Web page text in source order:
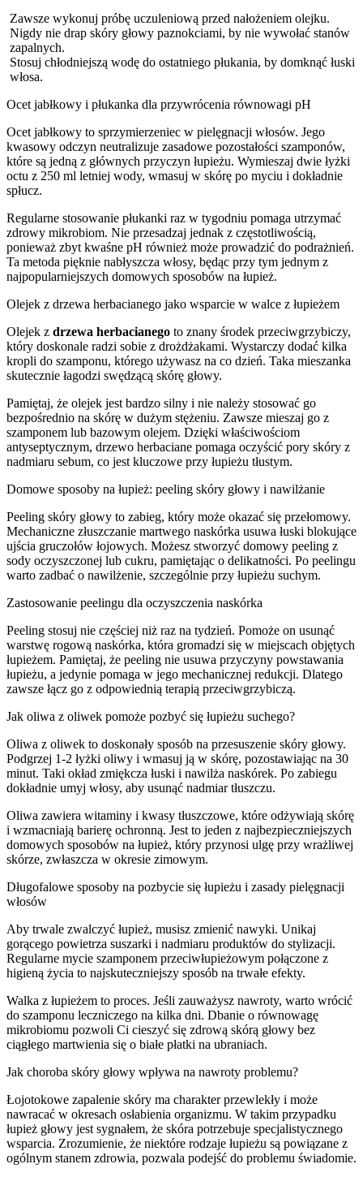
Zawsze wykonuj próbę uczuleniową przed nałożeniem olejku.
Nigdy nie drap skóry głowy paznokciami, by nie wywołać stanów
zapalnych.
Stosuj chłodniejszą wodę do ostatniego płukania, by domknąć łuski
włosa.
Ocet jabłkowy i płukanka dla przywrócenia równowagi pH
Ocet jabłkowy to sprzymierzeniec w pielęgnacji włosów. Jego
kwasowy odczyn neutralizuje zasadowe pozostałości szamponów,
które są jedną z głównych przyczyn łupieżu. Wymieszaj dwie łyżki
octu z 250 ml letniej wody, wmasuj w skórę po myciu i dokładnie
spłucz.
Regularne stosowanie płukanki raz w tygodniu pomaga utrzymać
zdrowy mikrobiom. Nie przesadzaj jednak z częstotliwością,
ponieważ zbyt kwaśne pH również może prowadzić do podrażnień.
Ta metoda pięknie nabłyszcza włosy, będąc przy tym jednym z
najpopularniejszych domowych sposobów na łupież.
Olejek z drzewa herbacianego jako wsparcie w walce z łupieżem
Olejek z drzewa herbacianego to znany środek przeciwgrzybiczy,
który doskonale radzi sobie z drożdżakami. Wystarczy dodać kilka
kropli do szamponu, którego używasz na co dzień. Taka mieszanka
skutecznie łagodzi swędzącą skórę głowy.
Pamiętaj, że olejek jest bardzo silny i nie należy stosować go
bezpośrednio na skórę w dużym stężeniu. Zawsze mieszaj go z
szamponem lub bazowym olejem. Dzięki właściwościom
antyseptycznym, drzewo herbaciane pomaga oczyścić pory skóry z
nadmiaru sebum, co jest kluczowe przy łupieżu tłustym.
Domowe sposoby na łupież: peeling skóry głowy i nawilżanie
Peeling skóry głowy to zabieg, który może okazać się przełomowy.
Mechaniczne złuszczanie martwego naskórka usuwa łuski blokujące
ujścia gruczołów łojowych. Możesz stworzyć domowy peeling z
sody oczyszczonej lub cukru, pamiętając o delikatności. Po peelingu
warto zadbać o nawilżenie, szczególnie przy łupieżu suchym.
Zastosowanie peelingu dla oczyszczenia naskórka
Peeling stosuj nie częściej niż raz na tydzień. Pomoże on usunąć
warstwę rogową naskórka, która gromadzi się w miejscach objętych
łupieżem. Pamiętaj, że peeling nie usuwa przyczyny powstawania
łupieżu, a jedynie pomaga w jego mechanicznej redukcji. Dlatego
zawsze łącz go z odpowiednią terapią przeciwgrzybiczą.
Jak oliwa z oliwek pomoże pozbyć się łupieżu suchego?
Oliwa z oliwek to doskonały sposób na przesuszenie skóry głowy.
Podgrzej 1-2 łyżki oliwy i wmasuj ją w skórę, pozostawiając na 30
minut. Taki okład zmiękcza łuski i nawilża naskórek. Po zabiegu
dokładnie umyj włosy, aby usunąć nadmiar tłuszczu.
Oliwa zawiera witaminy i kwasy tłuszczowe, które odżywiają skórę
i wzmacniają barierę ochronną. Jest to jeden z najbezpieczniejszych
domowych sposobów na łupież, który przynosi ulgę przy wrażliwej
skórze, zwłaszcza w okresie zimowym.
Długofalowe sposoby na pozbycie się łupieżu i zasady pielęgnacji
włosów
Aby trwale zwalczyć łupież, musisz zmienić nawyki. Unikaj
gorącego powietrza suszarki i nadmiaru produktów do stylizacji.
Regularne mycie szamponem przeciwłupieżowym połączone z
higieną życia to najskuteczniejszy sposób na trwałe efekty.
Walka z łupieżem to proces. Jeśli zauważysz nawroty, warto wrócić
do szamponu leczniczego na kilka dni. Dbanie o równowagę
mikrobiomu pozwoli Ci cieszyć się zdrową skórą głowy bez
ciągłego martwienia się o białe płatki na ubraniach.
Jak choroba skóry głowy wpływa na nawroty problemu?
Łojotokowe zapalenie skóry ma charakter przewlekły i może
nawracać w okresach osłabienia organizmu. W takim przypadku
łupież głowy jest sygnałem, że skóra potrzebuje specjalistycznego
wsparcia. Zrozumienie, że niektóre rodzaje łupieżu są powiązane z
ogólnym stanem zdrowia, pozwala podejść do problemu świadomie.